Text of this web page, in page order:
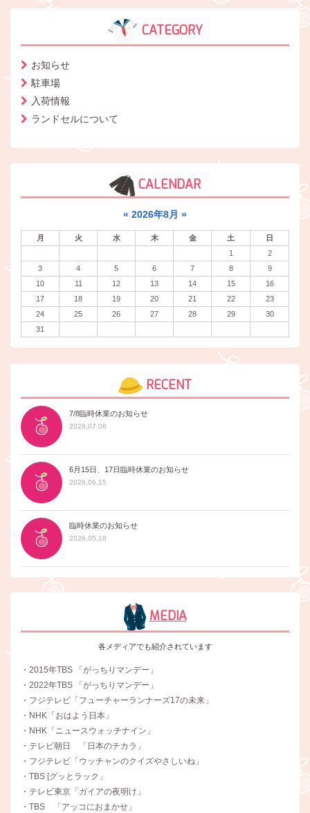
CATEGORY
お知らせ
駐車場
入荷情報
ランドセルについて
CALENDAR
« 2026年8月 »
月 火 水 木 金 土
日
1
2
3
4 5 6 7 8
9
10
11 12 13 14 15
16
17
18 19 20 21 22
23
24
25 26 27 28 29
30
31
RECENT
7/8臨時休業のお知らせ
2026.07.08
6月15日、17日臨時休業のお知らせ
2026.06.15
臨時休業のお知らせ
2026.05.18
MEDIA
各メディアでも紹介されています
・2015年TBS 「がっちりマンデー」
・2022年TBS 「がっちりマンデー」
・フジテレビ「フューチャーランナーズ17の未来」
・NHK「おはよう日本」
・NHK「ニュースウォッチナイン」
・テレビ朝日 「日本のチカラ」
・フジテレビ「ウッチャンのクイズやさしいね」
・TBS [グッとラック」
・テレビ東京「ガイアの夜明け」
・TBS 「アッコにおまかせ」